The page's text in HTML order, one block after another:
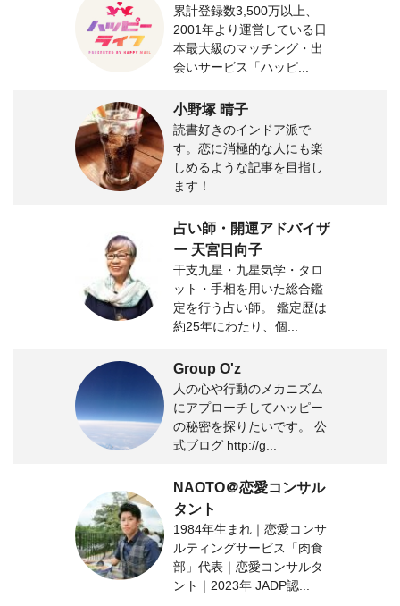
累計登録数3,500万以上、
2001年より運営している日
本最大級のマッチング・出
会いサービス「ハッピ...
小野塚 晴子
読書好きのインドア派で
す。恋に消極的な人にも楽
しめるような記事を目指し
ます！
占い師・開運アドバイザ
ー 天宮日向子
干支九星・九星気学・タロ
ット・手相を用いた総合鑑
定を行う占い師。 鑑定歴は
約25年にわたり、個...
Group O'z
人の心や行動のメカニズム
にアプローチしてハッピー
の秘密を探りたいです。 公
式ブログ http://g...
NAOTO＠恋愛コンサル
タント
1984年生まれ｜恋愛コンサ
ルティングサービス「肉食
部」代表｜恋愛コンサルタ
ント｜2023年 JADP認...